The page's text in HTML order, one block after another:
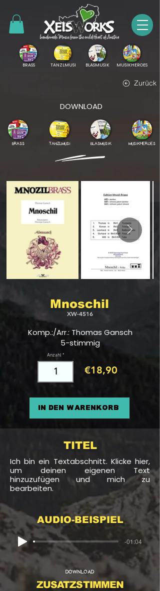
BRASS TANZLMUSI BLASMUSIK MUSIKHEROES
Zurück
DOWNLOAD
BRASS TANZLMUSI BLASMUSIK MUSIKHEROES
Mnoschil
XW-4516
Komp.:/Arr.: Thomas Gansch
5-stimmig
Anzahl
€18,90
In den Warenkorb
TITEL
Ich bin ein Textabschnitt. Klicke hier,
um deinen eigenen Text
hinzuzufügen und mich zu
bearbeiten.
AUDIO-BEISPIEL
-01:04
DOWNLOAD
ZUSATZSTIMMEN